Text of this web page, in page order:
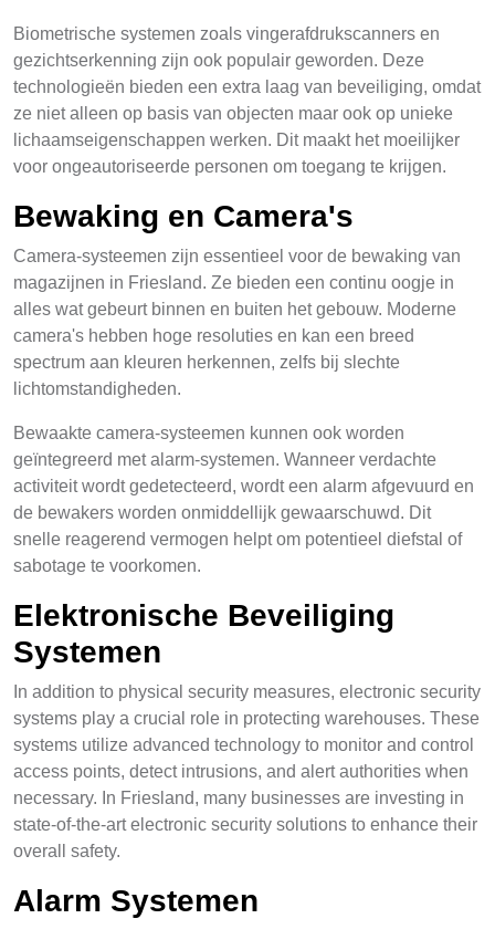
Biometrische systemen zoals vingerafdrukscanners en
gezichtserkenning zijn ook populair geworden. Deze
technologieën bieden een extra laag van beveiliging, omdat
ze niet alleen op basis van objecten maar ook op unieke
lichaamseigenschappen werken. Dit maakt het moeilijker
voor ongeautoriseerde personen om toegang te krijgen.
Bewaking en Camera's
Camera-systeemen zijn essentieel voor de bewaking van
magazijnen in Friesland. Ze bieden een continu oogje in
alles wat gebeurt binnen en buiten het gebouw. Moderne
camera's hebben hoge resoluties en kan een breed
spectrum aan kleuren herkennen, zelfs bij slechte
lichtomstandigheden.
Bewaakte camera-systeemen kunnen ook worden
geïntegreerd met alarm-systemen. Wanneer verdachte
activiteit wordt gedetecteerd, wordt een alarm afgevuurd en
de bewakers worden onmiddellijk gewaarschuwd. Dit
snelle reagerend vermogen helpt om potentieel diefstal of
sabotage te voorkomen.
Elektronische Beveiliging
Systemen
In addition to physical security measures, electronic security
systems play a crucial role in protecting warehouses. These
systems utilize advanced technology to monitor and control
access points, detect intrusions, and alert authorities when
necessary. In Friesland, many businesses are investing in
state-of-the-art electronic security solutions to enhance their
overall safety.
Alarm Systemen